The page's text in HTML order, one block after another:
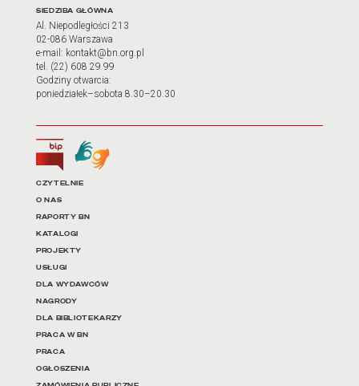
Adres oraz godziny
SIEDZIBA GŁÓWNA
Al. Niepodległości 213
02-086 Warszawa
e-mail: kontakt@bn.org.pl
tel. (22) 608 29 99
Godziny otwarcia:
poniedziałek–sobota 8.30–20.30
Biuletyn Informacji Publicznej
Tłumacz języka migowego
Linki do najważniejszych
CZYTELNIE
O NAS
RAPORTY BN
KATALOGI
PROJEKTY
USŁUGI
DLA WYDAWCÓW
NAGRODY
DLA BIBLIOTEKARZY
PRACA W BN
PRACA
OGŁOSZENIA